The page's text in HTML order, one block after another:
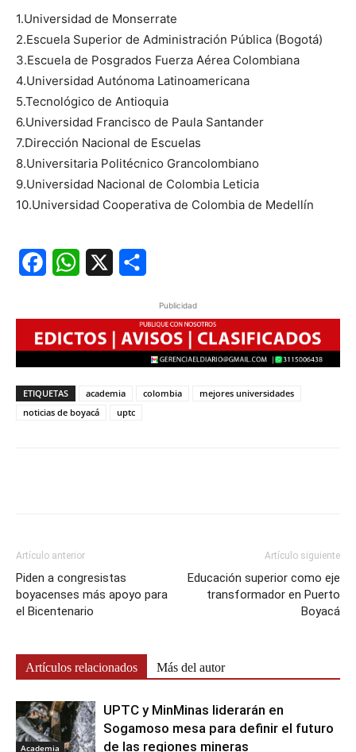
1.Universidad de Monserrate
2.Escuela Superior de Administración Pública (Bogotá)
3.Escuela de Posgrados Fuerza Aérea Colombiana
4.Universidad Autónoma Latinoamericana
5.Tecnológico de Antioquia
6.Universidad Francisco de Paula Santander
7.Dirección Nacional de Escuelas
8.Universitaria Politécnico Grancolombiano
9.Universidad Nacional de Colombia Leticia
10.Universidad Cooperativa de Colombia de Medellín
FacebookWhatsApp
Publicidad
ETIQUETAS academia colombia
mejores universidades
noticias de boyacá
uptc
Artículo anterior
Piden a congresistas
boyacenses más apoyo para
el Bicentenario
Artículo siguiente
Educación superior como eje
transformador en Puerto
Boyacá
Artículos relacionados Más del autor
Academia
UPTC y MinMinas liderarán en
Sogamoso mesa para definir el futuro
de las regiones mineras